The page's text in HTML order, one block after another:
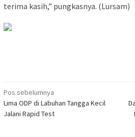
terima kasih,” pungkasnya. (Lursam)
Navigasi
pos
Pos sebelumnya
Lima ODP di Labuhan Tangga Kecil
Jalani Rapid Test